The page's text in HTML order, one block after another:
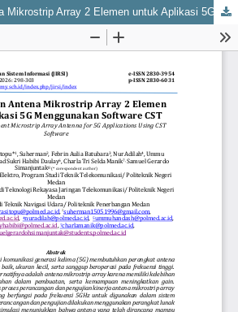
Perancangan Antena Mikrostrip Array 2 Elemen untuk Aplikasi 5G Menggunakan Software CST